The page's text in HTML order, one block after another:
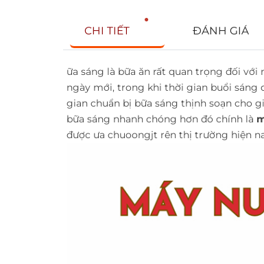
CHI TIẾT ĐÁNH GIÁ
ữa sáng là bữa ăn rất quan trọng đối
ngày mới, trong khi thời gian buổi sáng
gian chuẩn bị bữa sáng thịnh soạn cho
bữa sáng nhanh chóng hơn đó chính là
được ưa chuoongjt rên thị trường hiện